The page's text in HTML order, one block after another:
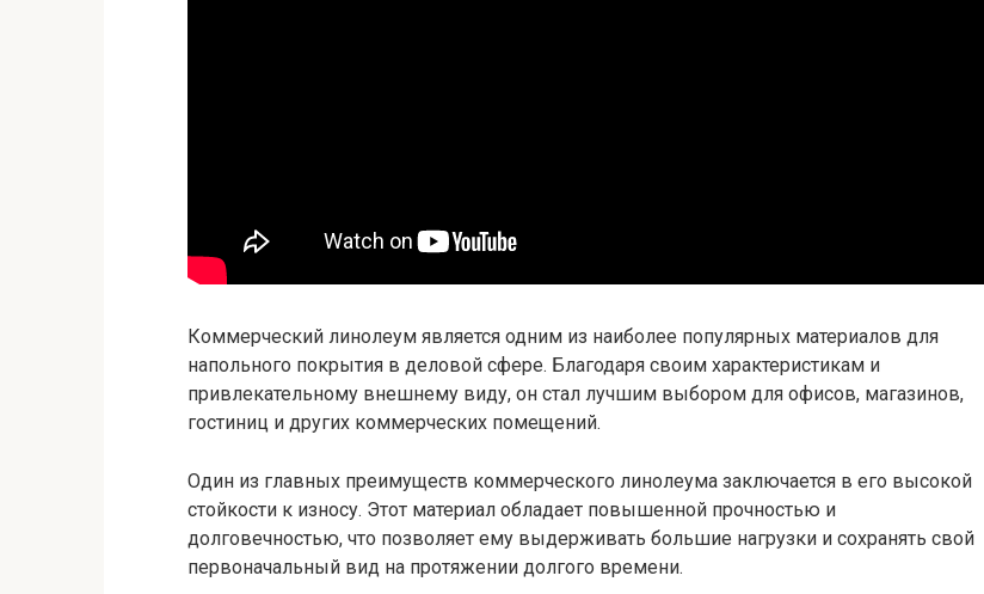
Коммерческий линолеум является одним из наиболее популярных материалов для
напольного покрытия в деловой сфере. Благодаря своим характеристикам и
привлекательному внешнему виду, он стал лучшим выбором для офисов, магазинов,
гостиниц и других коммерческих помещений.
Один из главных преимуществ коммерческого линолеума заключается в его высокой
стойкости к износу. Этот материал обладает повышенной прочностью и
долговечностью, что позволяет ему выдерживать большие нагрузки и сохранять свой
первоначальный вид на протяжении долгого времени.